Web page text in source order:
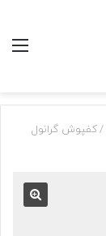
/کفپوش گرانول